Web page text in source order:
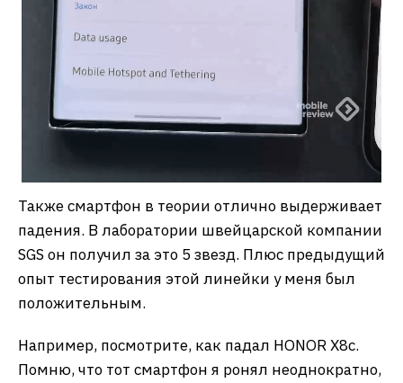
Также смартфон в теории отлично выдерживает
падения. В лаборатории швейцарской компании
SGS он получил за это 5 звезд. Плюс предыдущий
опыт тестирования этой линейки у меня был
положительным.
Например, посмотрите, как падал HONOR X8c.
Помню, что тот смартфон я ронял неоднократно,